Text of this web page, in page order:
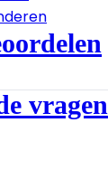
vragen